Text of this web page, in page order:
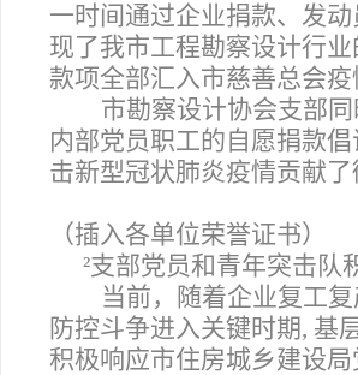
一时间通过企业捐款、发
现了我市工程勘察设计行
款项全部汇入市慈善总会
市勘察设计协会支部
内部党员职工的自愿捐款
击新型冠状肺炎疫情贡献了
（插入各单位荣誉证书）
²支部党员和青年突击队
当前，随着企业复工
防控斗争进入关键时期, 基
积极响应市住房城乡建设